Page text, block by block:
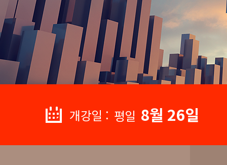
개강일 : 평일 8월 26일